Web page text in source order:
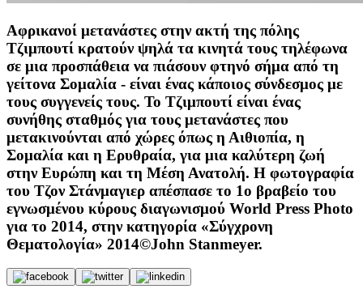
Αφρικανοί μετανάστες στην ακτή της πόλης
Τζιμπουτί κρατούν ψηλά τα κινητά τους τηλέφωνα
σε μια προσπάθεια να πιάσουν φτηνό σήμα από τη
γείτονα Σομαλία - είναι ένας κάποιος σύνδεσμος με
τους συγγενείς τους. Το Τζιμπουτί είναι ένας
συνήθης σταθμός για τους μετανάστες που
μετακινούνται από χώρες όπως η Αιθιοπία, η
Σομαλία και η Ερυθραία, για μια καλύτερη ζωή
στην Ευρώπη και τη Μέση Ανατολή. Η φωτογραφία
του Τζον Στάνμαγιερ απέσπασε το 1ο βραβείο του
εγνωσμένου κύρους διαγωνισμού World Press Photo
για το 2014, στην κατηγορία «Σύγχρονη
Θεματολογία» 2014©John Stanmeyer.